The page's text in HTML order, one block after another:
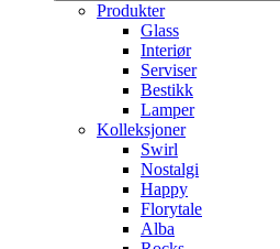
Produkter
Glass
Interiør
Serviser
Bestikk
Lamper
Kolleksjoner
Swirl
Nostalgi
Happy
Florytale
Alba